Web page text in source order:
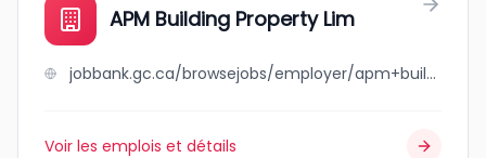
APM Building Property Lim
jobbank.gc.ca/browsejobs/employer/apm+building+property+lim/ca
Voir les emplois et détails